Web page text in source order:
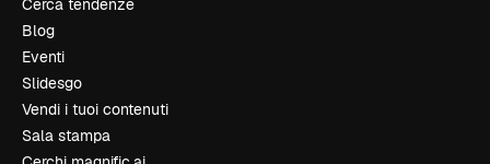
Cerca tendenze
Blog
Eventi
Slidesgo
Vendi i tuoi contenuti
Sala stampa